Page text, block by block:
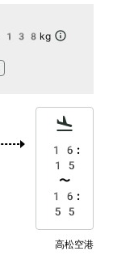
138kg
16:
15
〜
16:
55
高松空港